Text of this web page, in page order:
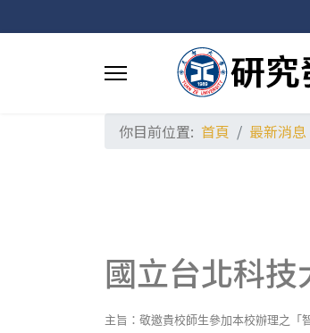
你目前位置: 首頁 最新消息
國立台北科技
主旨：敬邀貴校師生參加本校辦理之「